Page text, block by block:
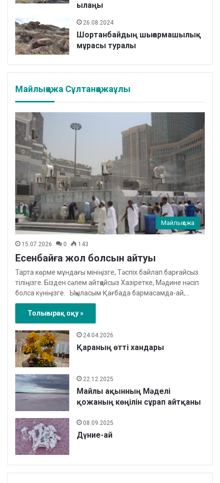
ылаңы
26.08.2024
Шортанбайдың шығармашылық
мұрасы туралы
Майлықожа Сұлтанқожаұлы
Майлықожа
15.07.2026 0 143
Есенбайға жол болсын айтуы
Тарта көрме мұндағы мініңізге, Тәспіх байлап барғайсыз
тіліңізге. Бізден сәлем айтқайсыз Хазіретке, Мәдине нәсіп
болса күніңізге. Ықыласым Қағбада бармасамда-ай,…
Толығырақ оқу »
24.04.2026
Қараның өтті хандары
22.12.2025
Майлы ақынның Мәделі
қожаның көңілін сұрап айтқаны
08.09.2025
Дүние-ай